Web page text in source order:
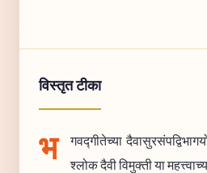
विस्तृत टीका
भ
गवद्गीतेच्या
श्लोक दैवी विमुक्ती या